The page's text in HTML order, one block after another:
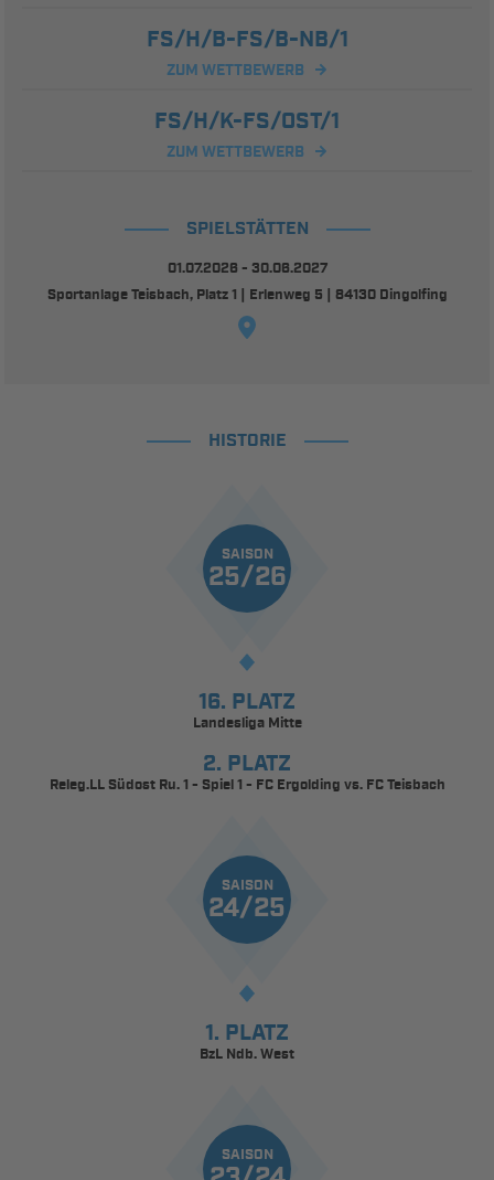
FS/H/B-FS/B-NB/1
ZUM WETTBEWERB
FS/H/K-FS/OST/1
ZUM WETTBEWERB
SPIELSTÄTTEN
01.07.2026 - 30.06.2027
Sportanlage Teisbach, Platz 1 | Erlenweg 5 | 84130 Dingolfing
HISTORIE
SAISON
25/26
16. PLATZ
Landesliga Mitte
2. PLATZ
Releg.LL Südost Ru. 1 - Spiel 1 - FC Ergolding vs. FC Teisbach
SAISON
24/25
1. PLATZ
BzL Ndb. West
SAISON